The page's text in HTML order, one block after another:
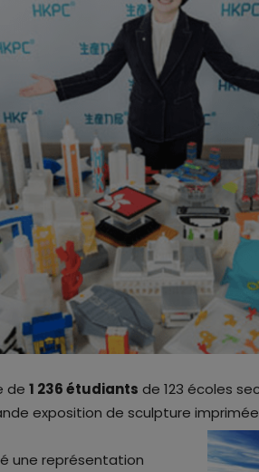
de 1 236 étudiants de 123 écoles
exposition de sculpture imprimée
une représentation